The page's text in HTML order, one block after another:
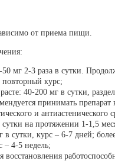
от приема пищи.
мг 2-3 раза в сутки.
повторный курс;
40-200 мг в сутки,
принимать препарат
и антиастенического
на протяжении 1-1,5
в сутки, курс – 6-7 дней;
– 4-5 недель;